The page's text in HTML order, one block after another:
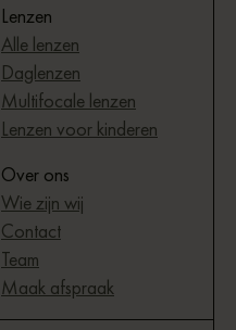
Lenzen
Alle lenzen
Daglenzen
Multifocale lenzen
Lenzen voor kinderen
Over ons
Wie zijn wij
Contact
Team
Maak afspraak